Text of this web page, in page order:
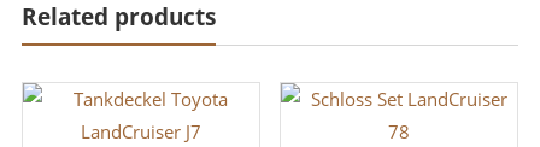
Related products